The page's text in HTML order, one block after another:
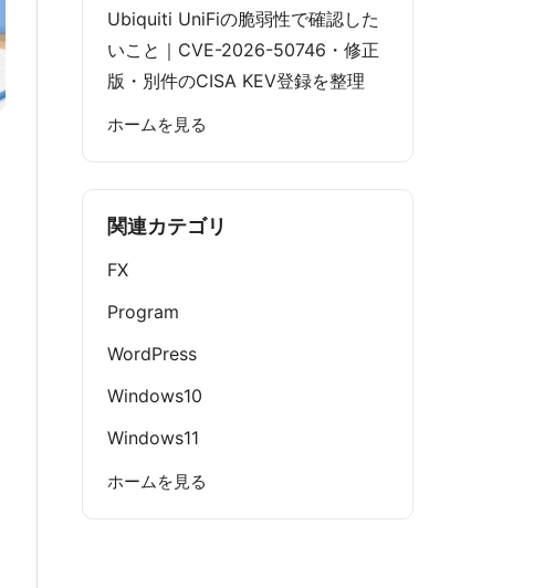
Ubiquiti UniFiの脆弱性で確認した
いこと｜CVE-2026-50746・修正
版・別件のCISA KEV登録を整理
ホームを見る
関連カテゴリ
FX
Program
WordPress
Windows10
Windows11
ホームを見る